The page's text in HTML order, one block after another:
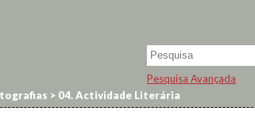
Pesquisa Avançada
> 04. Actividade Literária